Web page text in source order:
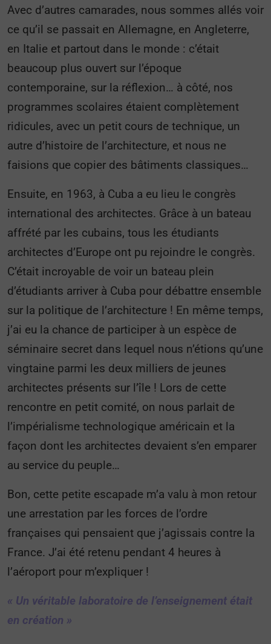
Avec d’autres camarades, nous sommes allés voir
ce qu’il se passait en Allemagne, en Angleterre,
en Italie et partout dans le monde : c’était
beaucoup plus ouvert sur l’époque
contemporaine, sur la réflexion… à côté, nos
programmes scolaires étaient complètement
ridicules, avec un petit cours de technique, un
autre d’histoire de l’architecture, et nous ne
faisions que copier des bâtiments classiques…
Ensuite, en 1963, à Cuba a eu lieu le congrès
international des architectes. Grâce à un bateau
affrété par les cubains, tous les étudiants
architectes d’Europe ont pu rejoindre le congrès.
C’était incroyable de voir un bateau plein
d’étudiants arriver à Cuba pour débattre ensemble
sur la politique de l’architecture ! En même temps,
j’ai eu la chance de participer à un espèce de
séminaire secret dans lequel nous n’étions qu’une
vingtaine parmi les deux milliers de jeunes
architectes présents sur l’île ! Lors de cette
rencontre en petit comité, on nous parlait de
l’impérialisme technologique américain et la
façon dont les architectes devaient s’en emparer
au service du peuple…
Bon, cette petite escapade m’a valu à mon retour
une arrestation par les forces de l’ordre
françaises qui pensaient que j’agissais contre la
France. J’ai été retenu pendant 4 heures à
l’aéroport pour m’expliquer !
« Un véritable laboratoire de l’enseignement était
en création »